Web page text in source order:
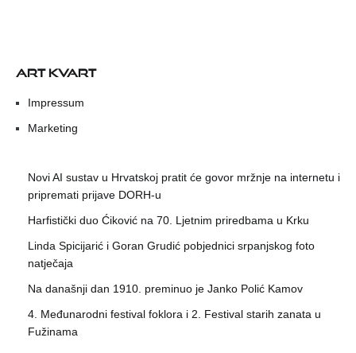
ART KVART
Impressum
Marketing
Novi AI sustav u Hrvatskoj pratit će govor mržnje na internetu i
pripremati prijave DORH-u
Harfistički duo Ćiković na 70. Ljetnim priredbama u Krku
Linda Spicijarić i Goran Grudić pobjednici srpanjskog foto
natječaja
Na današnji dan 1910. preminuo je Janko Polić Kamov
4. Međunarodni festival foklora i 2. Festival starih zanata u
Fužinama